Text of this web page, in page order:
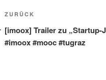
Beitragsnavigation
Vorheriger
Beitrag
ZURÜCK
[imoox] Trailer zu „Startup-
#imoox #mooc #tugraz